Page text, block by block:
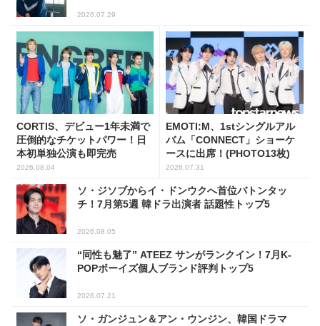
2026.07.29
CORTIS、デビュー1年未満で
圧倒的なチケットパワー！日
本初単独公演も即完売
2026.08.04
EMOTI:M、1stシングルアル
バム「CONNECT」ショーケ
ースに出席！(PHOTO13枚)
2026.07.31
ソ・ジソブからイ・ドンウクへ首位バトンタッ
チ！7月第5週 韓ドラ出演者 話題性トップ5
2026.08.05
“同性も魅了” ATEEZ サンがランクイン！7月K-
POPボーイズ個人ブランド評判トップ5
2026.07.21
ソ・ガンジュン＆アン・ウンジン、韓国ドラマ